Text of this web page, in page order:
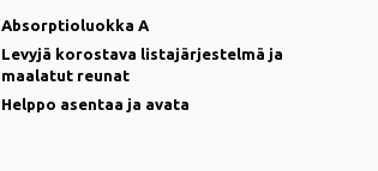
Absorptioluokka A
Levyjä korostava listajärjestelmä ja
maalatut reunat
Helppo asentaa ja avata